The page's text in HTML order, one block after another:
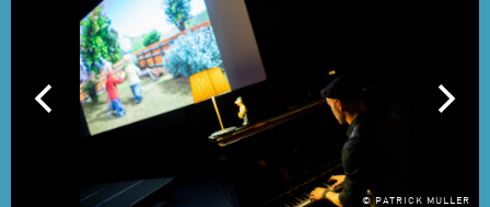
© PATRICK MULLER